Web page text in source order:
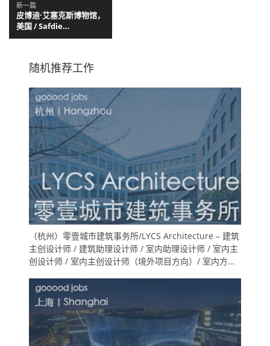
新一篇
皮博迪·艾塞克斯博物馆，
美国 / Safdie
Architects
随机推荐工作
（杭州）零壹城市建筑事务所/LYCS Architecture – 建筑
主创设计师 / 建筑助理设计师 / 室内助理设计师 / 室内主
创设计师 / 室内主创设计师（境外项目方向）/ 室内方案